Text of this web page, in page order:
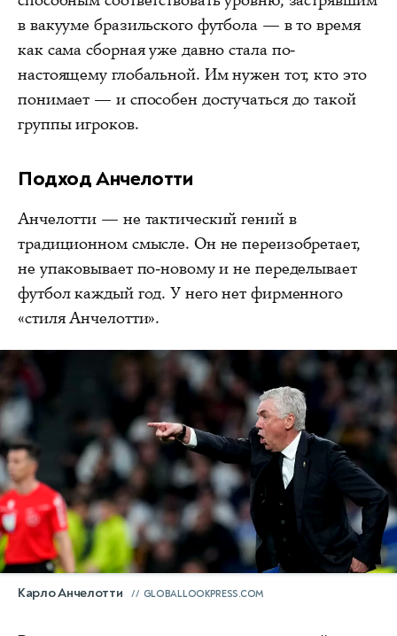
в вакууме бразильского футбола — в то время
как сама сборная уже давно стала по-
настоящему глобальной. Им нужен тот, кто это
понимает — и способен достучаться до такой
группы игроков.
Подход Анчелотти
Анчелотти — не тактический гений в
традиционном смысле. Он не переизобретает,
не упаковывает по-новому и не переделывает
футбол каждый год. У него нет фирменного
«стиля Анчелотти».
Карло Анчелотти GLOBALLOOKPRESS.COM